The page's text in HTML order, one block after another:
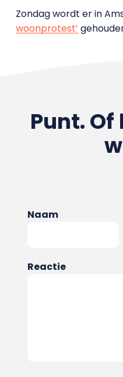
Zondag wordt er in
woonprotest’
Punt.
Naam
Reactie